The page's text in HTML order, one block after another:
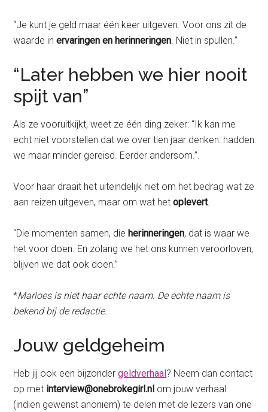
“Je kunt je geld maar één keer uitgeven. Voor ons zit de
waarde inervaringen en herinneringen . Niet in spullen.”
“Later hebben we hier nooit
spijt van”
Als ze vooruitkijkt, weet ze één ding zeker: “Ik kan me
echt niet voorstellen dat we over tien jaar denken: hadden
we maar minder gereisd. Eerder andersom.”.
Voor haar draait het uiteindelijk niet om het bedrag wat ze
aan reizen uitgeven, maar om wat hetoplevert.
“Die momenten samen, dieherinneringen, dat is waar we
het voor doen. En zolang we het ons kunnen veroorloven,
blijven we dat ook doen.”
*Marloes is niet haar echte naam. De echte naam is
bekend bij de redactie.
Jouw geldgeheim
Heb jij ook een bijzondergeldverhaal? Neem dan contact
op met interview@onebrokegirl.nl om jouw verhaal
(indien gewenst anoniem) te delen met de lezers van one